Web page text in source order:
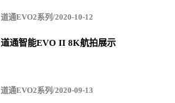
道通EVO2系列/2020-10-12
道通智能EVO II 8K航拍展示
道通EVO2系列/2020-09-13